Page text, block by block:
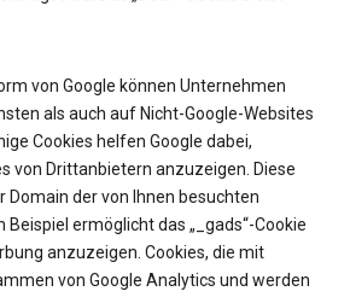
von Google können Unternehmen
als auch auf Nicht-Google-Websites
Cookies helfen Google dabei,
von Drittanbietern anzuzeigen. Diese
Domain der von Ihnen besuchten
ermöglicht das „_gads“-Cookie
anzuzeigen. Cookies, die mit
von Google Analytics und werden